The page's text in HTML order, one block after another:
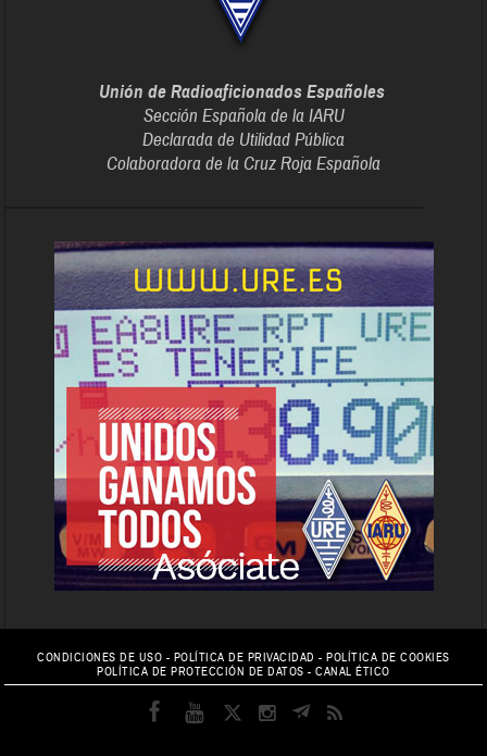
Unión de Radioaficionados Españoles
Sección Española de la IARU
Declarada de Utilidad Pública
Colaboradora de la Cruz Roja Española
CONDICIONES DE USO - POLÍTICA DE PRIVACIDAD -POLÍTICA DE COOKIES
POLÍTICA DE PROTECCIÓN DE DATOS -CANAL ÉTICO